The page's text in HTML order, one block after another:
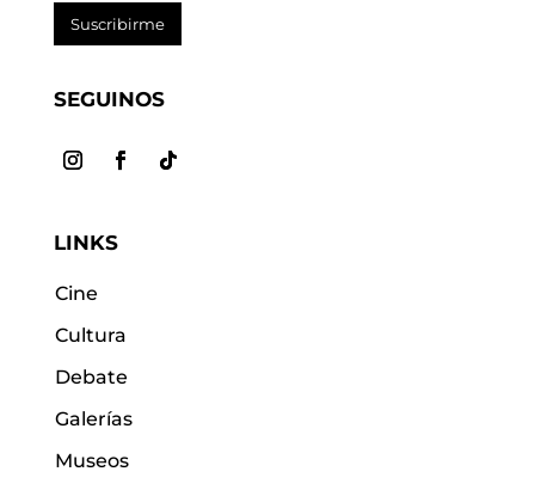
Suscribirme
SEGUINOS
LINKS
Cine
Cultura
Debate
Galerías
Museos